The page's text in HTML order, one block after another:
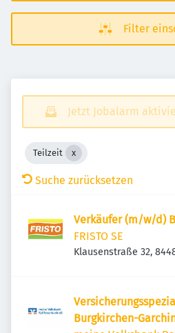
Filter
Jetzt Jobalarm
Teilzeit
Suche zurücksetzen
Verkäufer (m/w/d)
FRISTO SE
Klausenstraße 32,
Burgkirchen-